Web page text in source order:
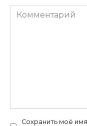
Комментарий
Сохранить моё